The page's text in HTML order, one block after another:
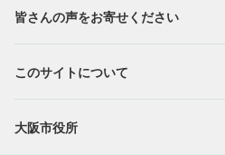
皆さんの声をお寄せください
このサイトについて
大阪市役所